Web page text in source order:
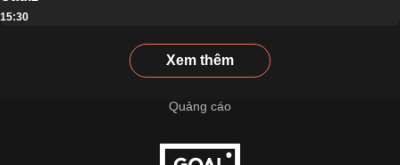
15:30
Xem thêm